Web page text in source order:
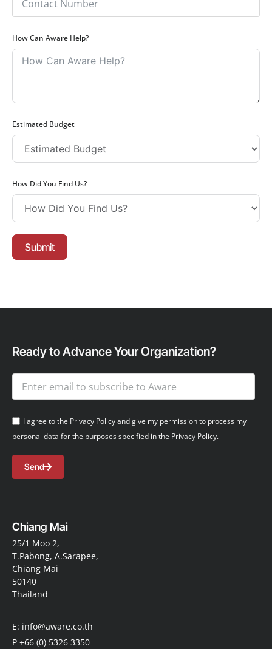
How Can Aware Help?
Estimated Budget
How Did You Find Us?
Submit
Ready to Advance Your Organization?
I agree to the Privacy Policy and give my permission to process my
personal data for the purposes specified in the Privacy Policy.
Send
Chiang Mai
25/1 Moo 2,
T.Pabong, A.Sarapee,
Chiang Mai
50140
Thailand
E: info@aware.co.th
P +66 (0) 5326 3350